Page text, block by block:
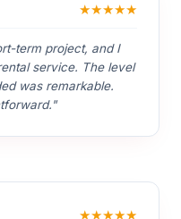
★★★★★
term project, and I
service. The level
was remarkable.
★★★★★